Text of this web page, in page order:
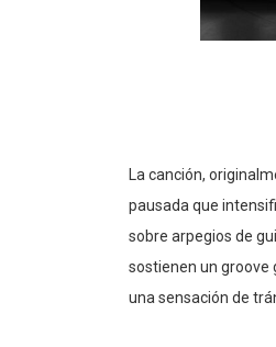
La canción,
pausada que
sobre arpegios de
sostienen un groove
una sensación de